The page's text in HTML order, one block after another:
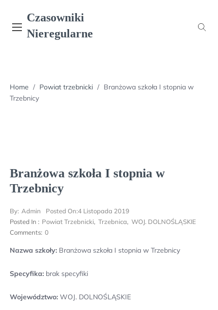
content
Czasowniki
Nieregularne
Home / Powiat trzebnicki / Branżowa szkoła I stopnia w
Trzebnicy
Branżowa szkoła I stopnia w
Trzebnicy
By: Admin Posted On:4 Listopada 2019
Posted In : Powiat Trzebnicki, Trzebnica, WOJ. DOLNOŚLĄSKIE
Comments: 0
Nazwa szkoły: Branżowa szkoła I stopnia w Trzebnicy
Specyfika: brak specyfiki
Województwo: WOJ. DOLNOŚLĄSKIE